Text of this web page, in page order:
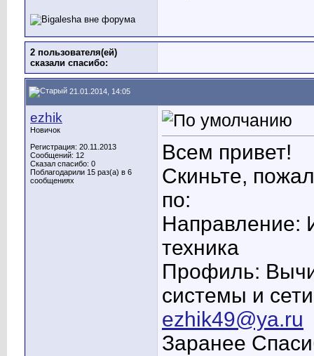
2 пользователя(ей)
сказали cпасибо:
21.01.2014, 14:05
ezhik
Новичок
Регистрация: 20.11.2013
Сообщений: 12
Сказал спасибо: 0
Поблагодарили 15 раз(а) в 6
сообщениях
Всем привет!
Скиньте,
по:
Направление:
техника
Профиль:
системы и сети
ezhik49@ya.ru
Заранее